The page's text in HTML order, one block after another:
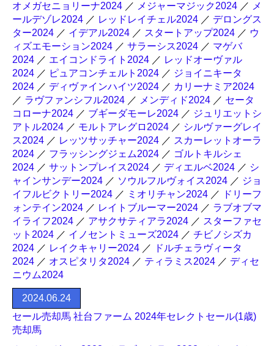
オメガセニョリーナ2024 ／ メジャーマジック2024 ／ メ
ールデゾレ2024 ／ レッドレイチェル2024 ／ デロングス
ター2024 ／ イデアル2024 ／ スタートアップ2024 ／ ウ
ィズエモーション2024 ／ サラーシス2024 ／ マゲバ
2024 ／ エイコンドライト2024 ／ レッドオーヴァル
2024 ／ ピュアコンチェルト2024 ／ ジョイニキータ
2024 ／ ディヴァインハイツ2024 ／ カリーナミア2024
／ ラヴファンシフル2024 ／ メンディド2024 ／ セータ
コローナ2024 ／ ブギーダモーレ2024 ／ ジュリエットシ
アトル2024 ／ モルトアレグロ2024 ／ シルヴァーグレイ
ス2024 ／ レッツサッチャー2024 ／ スカーレットオーラ
2024 ／ フラッシングジェム2024 ／ ゴルトキルシェ
2024 ／ サットンプレイス2024 ／ ディエルベ2024 ／ シ
ャインサンデー2024 ／ ソウルフルヴォイス2024 ／ ジョ
イフルビクトリー2024 ／ ミオリチャン2024 ／
ドリーフ
ォンテイン2024 ／ レイトブルーマー2024 ／ ラブオブマ
イライフ2024 ／ アサクサティアラ2024 ／ スターファセ
ット2024 ／ イノセントミューズ2024 ／ チビノシズカ
2024 ／ レイクキャリー2024 ／
ドルチェラヴィータ
2024 ／ オスピタリタ2024 ／ ティラミス2024 ／ ディセ
ニウム2024
2024.06.24
セール売却馬 社台ファーム 2024年セレクトセール(1歳)
売却馬